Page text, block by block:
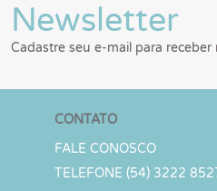
Newsletter
Cadastre seu e-mail para receber
CONTATO
FALE CONOSCO
TELEFONE (54) 3222